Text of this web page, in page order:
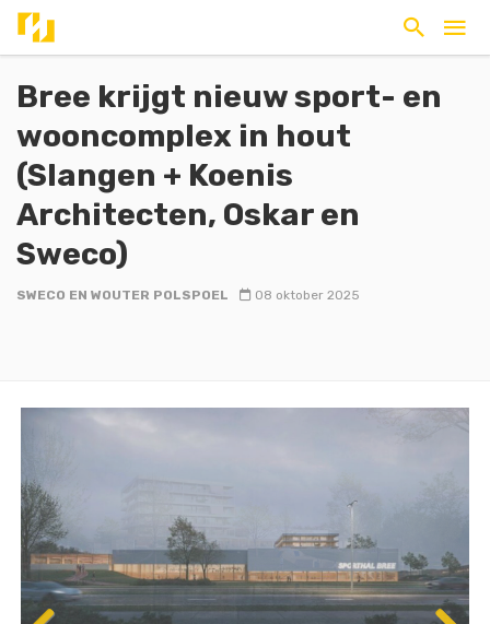
Bree krijgt nieuw sport- en
wooncomplex in hout
(Slangen + Koenis
Architecten, Oskar en
Sweco)
SWECO EN WOUTER POLSPOEL 08 oktober 2025